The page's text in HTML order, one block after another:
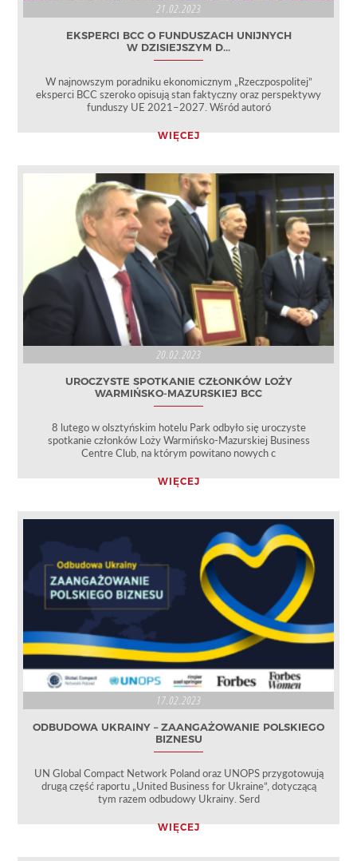
21.02.2023
EKSPERCI BCC O FUNDUSZACH UNIJNYCH
W DZISIEJSZYM D...
W najnowszym poradniku ekonomicznym „Rzeczpospolitej”
eksperci BCC szeroko opisują stan faktyczny oraz perspektywy
funduszy UE 2021–2027. Wśród autoró
WIĘCEJ
20.02.2023
UROCZYSTE SPOTKANIE CZŁONKÓW LOŻY
WARMIŃSKO-MAZURSKIEJ BCC
8 lutego w olsztyńskim hotelu Park odbyło się uroczyste
spotkanie członków Loży Warmińsko-Mazurskiej Business
Centre Club, na którym powitano nowych c
WIĘCEJ
17.02.2023
ODBUDOWA UKRAINY – ZAANGAŻOWANIE POLSKIEGO
BIZNESU
UN Global Compact Network Poland oraz UNOPS przygotowują
drugą część raportu „United Business for Ukraine”, dotyczącą
tym razem odbudowy Ukrainy. Serd
WIĘCEJ